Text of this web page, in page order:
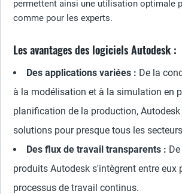
permettent ainsi une utilisation optimale
comme pour les experts.
Les avantages des logiciels Autodesk :
Des applications variées : De la
à la modélisation et à la simulation en
planification de la production,
solutions pour presque tous les
Des flux de travail transparents :
produits Autodesk s'intègrent entre eux
processus de travail continus.